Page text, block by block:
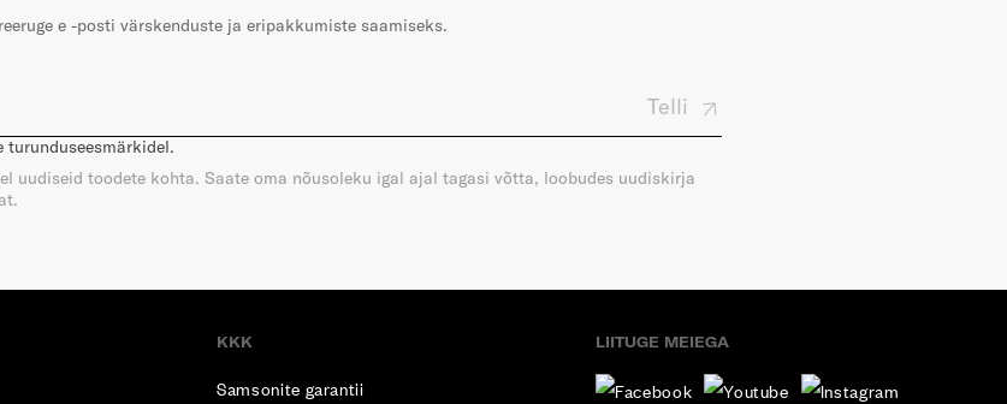
e -posti värskenduste ja eripakkumiste saamiseks.
Telli
uudiseid toodete kohta. Saate oma nõusoleku igal ajal tagasi võtta, loobudes uudiskirja
KKK
Samsonite garantii
LIITUGE MEIEGA